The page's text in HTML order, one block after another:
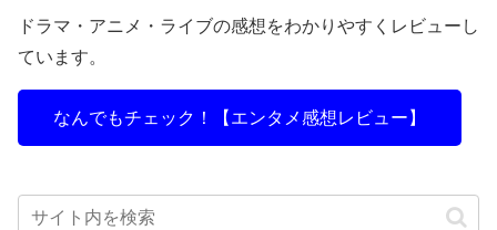
ドラマ・アニメ・ライブの感想をわかりやすくレビューし
ています。
なんでもチェック！【エンタメ感想レビュー】